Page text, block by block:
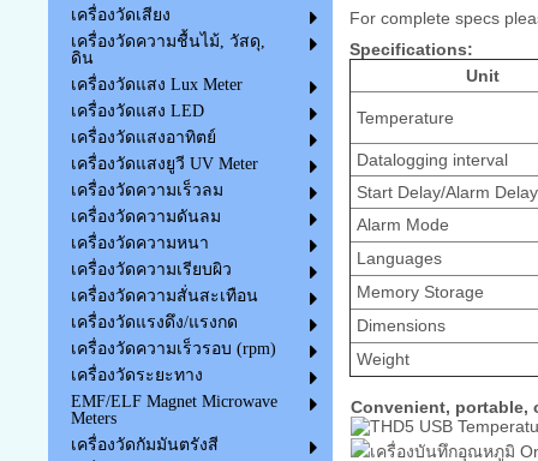
เครื่องวัดเสียง
เครื่องวัดความชื้นไม้, วัสดุ,
ดิน
เครื่องวัดแสง Lux Meter
เครื่องวัดแสง LED
เครื่องวัดแสงอาทิตย์
เครื่องวัดแสงยูวี UV Meter
เครื่องวัดความเร็วลม
เครื่องวัดความดันลม
เครื่องวัดความหนา
เครื่องวัดความเรียบผิว
เครื่องวัดความสั่นสะเทือน
เครื่องวัดแรงดึง/แรงกด
เครื่องวัดความเร็วรอบ (rpm)
เครื่องวัดระยะทาง
EMF/ELF Magnet Microwave
Meters
เครื่องวัดกัมมันตรังสี
For complete specs
Specifications:
Unit
Temperature
Datalogging interval
Start Delay/Alarm
Alarm Mode
Languages
Memory Storage
Dimensions
Weight
Convenient, portable,